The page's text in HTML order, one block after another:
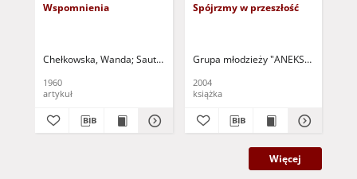
Wspomnienia
Chełkowska, Wanda Sauter, Wiesław (1905-1996) - red.
1960
artykuł
Spójrzmy w przeszłość
Grupa młodzieży "ANEKS" przy
2004
książka
Więcej